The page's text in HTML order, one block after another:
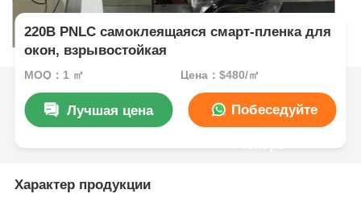
220В PNLC самоклеящаяся смарт-пленка для
окон, взрывостойкая
MOQ：1 ㎡ Цена：$480/㎡
Лучшая цена Побеседуйте
Характер продукции